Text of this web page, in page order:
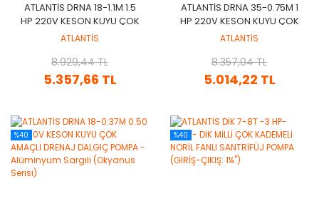
ATLANTİS DRNA 18-1.1M 1.5
HP 220V KESON KUYU ÇOK
AMAÇLI DRENAJ DALGIÇ
SARGILI (OKYANUS SERISI)
ATLANTİS
5.357,66 TL
8.929,44 TL
ATLANTİS DRNA 35-0.75M 1
HP 220V KESON KUYU ÇOK
AMAÇLI DRENAJ DALGIÇ
SARGILI (OKYANUS SERISI)
ATLANTİS
5.014,22 TL
8.357,04 TL
%40 %40